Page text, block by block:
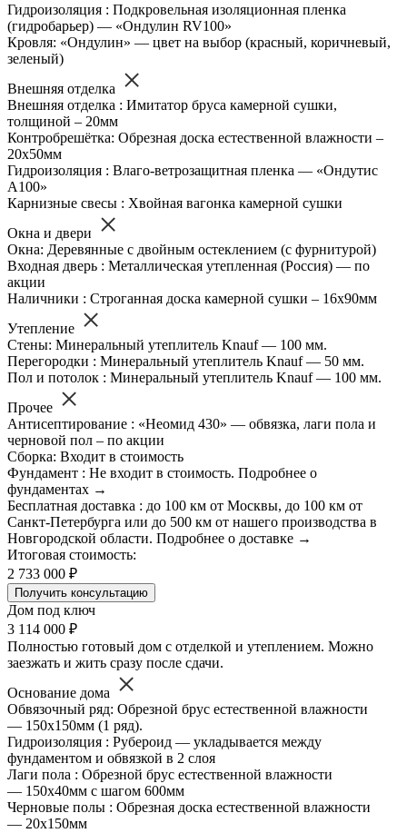
Гидроизоляция : Подкровельная изоляционная пленка
(гидробарьер) — «Ондулин RV100»
Кровля: «Ондулин» — цвет на выбор (красный, коричневый,
зеленый)
Внешняя отделка
Внешняя отделка : Имитатор бруса камерной сушки,
толщиной – 20мм
Контробрешётка: Обрезная доска естественной влажности –
20х50мм
Гидроизоляция : Влаго-ветрозащитная пленка — «Ондутис
А100»
Карнизные свесы : Хвойная вагонка камерной сушки
Окна и двери
Окна: Деревянные с двойным остеклением (с фурнитурой)
Входная дверь : Металлическая утепленная (Россия) — по
акции
Наличники : Строганная доска камерной сушки – 16х90мм
Утепление
Стены: Минеральный утеплитель Knauf — 100 мм.
Перегородки : Минеральный утеплитель Knauf — 50 мм.
Пол и потолок : Минеральный утеплитель Knauf — 100 мм.
Прочее
Антисептирование : «Неомид 430» — обвязка, лаги пола и
черновой пол – по акции
Сборка: Входит в стоимость
Фундамент : Не входит в стоимость. Подробнее о
фундаментах →
Бесплатная доставка : до 100 км от Москвы, до 100 км от
Санкт-Петербурга или до 500 км от нашего производства в
Новгородской области. Подробнее о доставке →
Итоговая стоимость:
2 733 000 ₽
Получить консультацию
Дом под ключ
3 114 000 ₽
Полностью готовый дом с отделкой и утеплением. Можно
заезжать и жить сразу после сдачи.
Основание дома
Обвязочный ряд: Обрезной брус естественной влажности
— 150х150мм (1 ряд).
Гидроизоляция : Рубероид — укладывается между
фундаментом и обвязкой в 2 слоя
Лаги пола : Обрезной брус естественной влажности
— 150х40мм с шагом 600мм
Черновые полы : Обрезная доска естественной влажности
— 20х150мм